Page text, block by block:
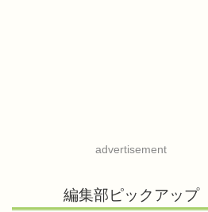
advertisement
編集部ピックアップ